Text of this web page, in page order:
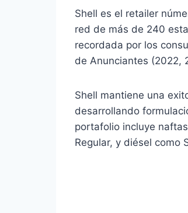
Shell es el retailer
red de más de 240
recordada por los
de Anunciantes (2022,
Shell mantiene una
desarrollando
portafolio incluye
Regular, y diésel como